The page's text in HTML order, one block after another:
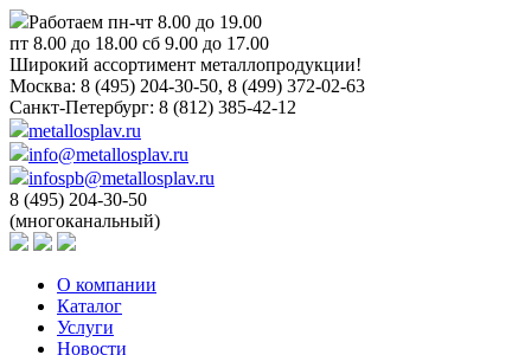
Работаем пн-чт 8.00 до 19.00
пт 8.00 до 18.00 сб 9.00 до 17.00
Широкий ассортимент металлопродукции!
Москва: 8 (495) 204-30-50, 8 (499) 372-02-63
Санкт-Петербург: 8 (812) 385-42-12
metallosplav.ru
info@metallosplav.ru
infospb@metallosplav.ru
8 (495) 204-30-50
(многоканальный)
О компании
Каталог
Услуги
Новости